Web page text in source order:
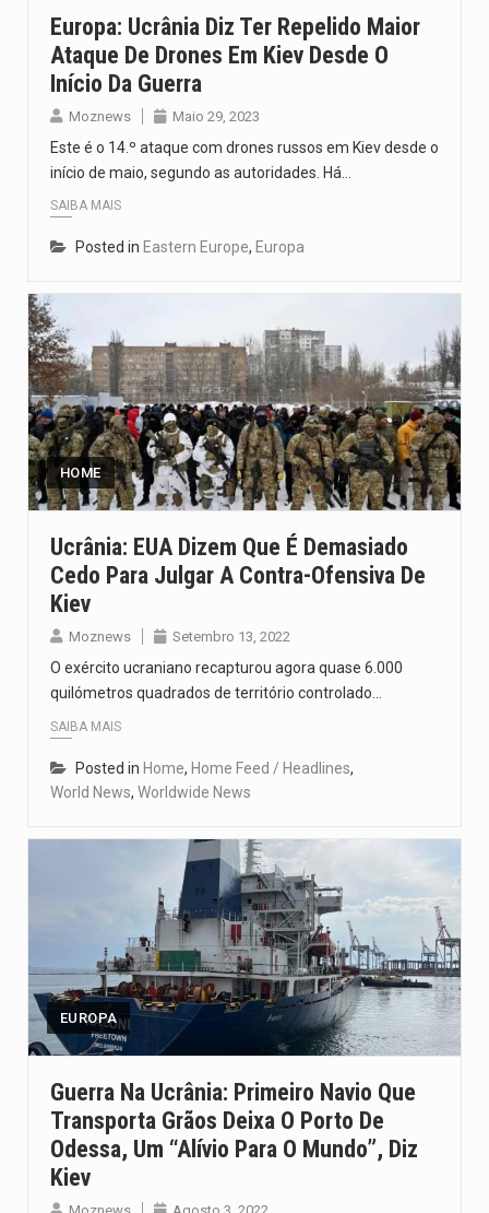
Europa: Ucrânia Diz Ter Repelido Maior
Ataque De Drones Em Kiev Desde O
Início Da Guerra
Moznews Maio 29, 2023
Este é o 14.º ataque com drones russos em Kiev desde o
início de maio, segundo as autoridades. Há…
SAIBA MAIS
Posted in Eastern Europe, Europa
HOME
Ucrânia: EUA Dizem Que É Demasiado
Cedo Para Julgar A Contra-Ofensiva De
Kiev
Moznews Setembro 13, 2022
O exército ucraniano recapturou agora quase 6.000
quilómetros quadrados de território controlado…
SAIBA MAIS
Posted in Home, Home Feed / Headlines,
World News, Worldwide News
EUROPA
Guerra Na Ucrânia: Primeiro Navio Que
Transporta Grãos Deixa O Porto De
Odessa, Um “alívio Para O Mundo”, Diz
Kiev